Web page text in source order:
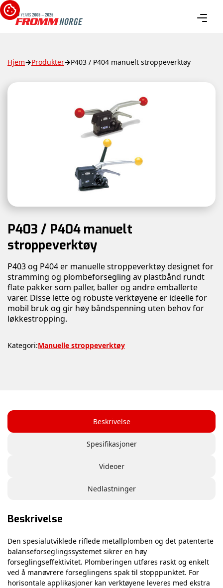
Hjem→Produkter→P403 / P404 manuelt stroppeverktøy
P403 / P404 manuelt
stroppeverktøy
P403 og P404 er manuelle stroppeverktøy designet for
stramming og plombeforsegling av plastbånd rundt
flate pakker som paller, baller og andre emballerte
varer. Disse lette og robuste verktøyene er ideelle for
mobil bruk og gir høy båndspenning uten behov for
løkkestropping.
Kategori:Manuelle stroppeverktøy
Beskrivelse
Spesifikasjoner
Videoer
Nedlastninger
Beskrivelse
Den spesialutviklede riflede metallplomben og det patenterte
balanseforseglingssystemet sikrer en høy
forseglingseffektivitet. Plomberingen utføres raskt og enkelt
ved å manøvrere forseglingens spak til stopppunktet. For
horisontale applikasjoner kan verktøyene leveres med ekstra